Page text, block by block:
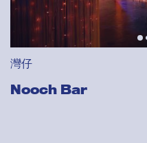
灣仔
Nooch Bar